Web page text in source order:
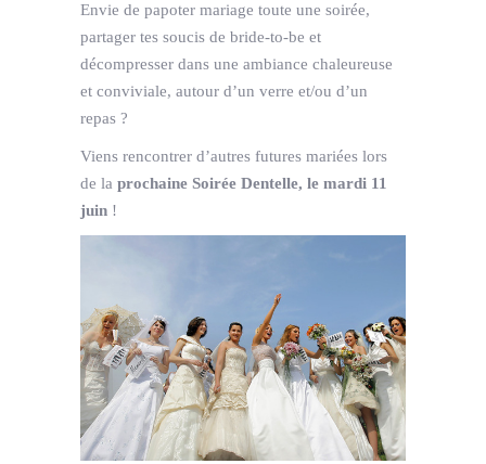
Envie de papoter mariage toute une soirée,
partager tes soucis de bride-to-be et
décompresser dans une ambiance chaleureuse
et conviviale, autour d’un verre et/ou d’un
repas ?
Viens rencontrer d’autres futures mariées lors
de la prochaine Soirée Dentelle, le mardi 11
juin !